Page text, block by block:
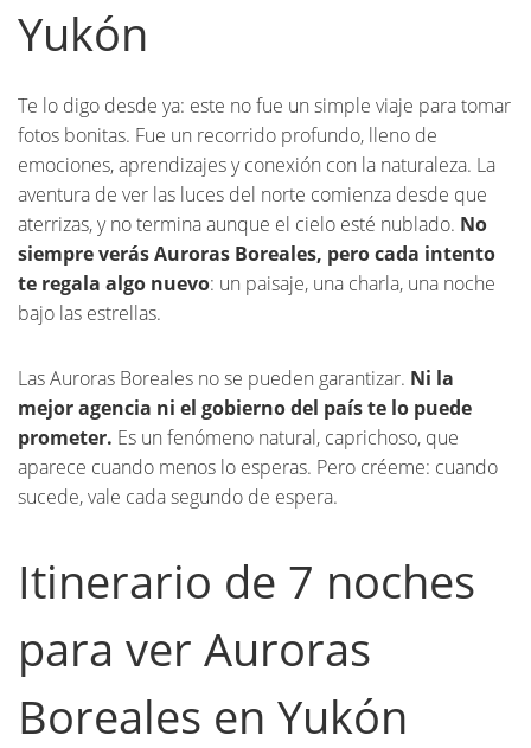
Yukón
Te lo digo desde ya: este no fue un simple viaje para tomar
fotos bonitas. Fue un recorrido profundo, lleno de
emociones, aprendizajes y conexión con la naturaleza. La
aventura de ver las luces del norte comienza desde que
aterrizas, y no termina aunque el cielo esté nublado. No
siempre verás Auroras Boreales, pero cada intento
te regala algo nuevo: un paisaje, una charla, una noche
bajo las estrellas.
Las Auroras Boreales no se pueden garantizar. Ni la
mejor agencia ni el gobierno del país te lo puede
prometer. Es un fenómeno natural, caprichoso, que
aparece cuando menos lo esperas. Pero créeme: cuando
sucede, vale cada segundo de espera.
Itinerario de 7 noches
para ver Auroras
Boreales en Yukón